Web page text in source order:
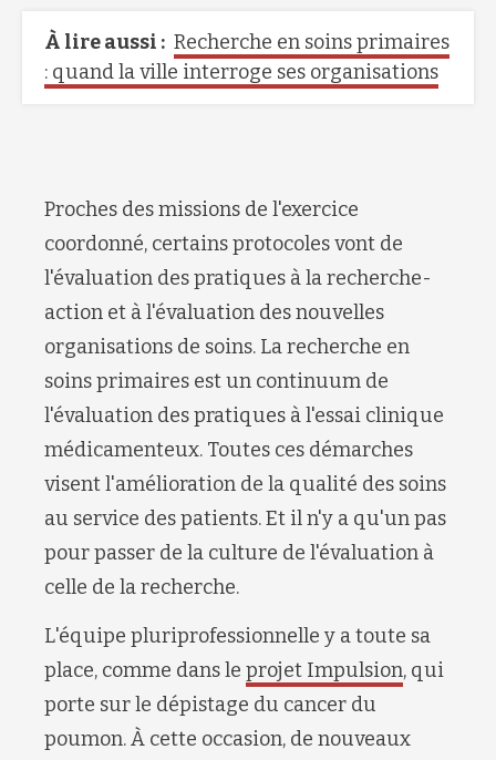
À lire aussi : Recherche en soins primaires
: quand la ville interroge ses organisations
Proches des missions de l'exercice
coordonné, certains protocoles vont de
l'évaluation des pratiques à la recherche-
action et à l'évaluation des nouvelles
organisations de soins. La recherche en
soins primaires est un continuum de
l'évaluation des pratiques à l'essai clinique
médicamenteux. Toutes ces démarches
visent l'amélioration de la qualité des soins
au service des patients. Et il n'y a qu'un pas
pour passer de la culture de l'évaluation à
celle de la recherche.
L'équipe pluriprofessionnelle y a toute sa
place, comme dans le projet Impulsion, qui
porte sur le dépistage du cancer du
poumon. À cette occasion, de nouveaux